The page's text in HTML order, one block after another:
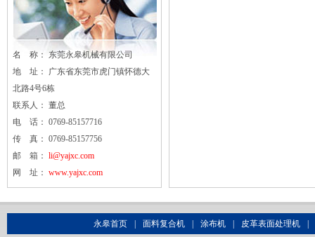
名 称： 东莞永皋机械有限公司
地 址： 广东省东莞市虎门镇怀德大
北路4号6栋
联系人： 董总
电 话： 0769-85157716
传 真： 0769-85157756
邮 箱： li@yajxc.com
网 址： www.yajxc.com
永皋首页 面料复合机 涂布机 皮革表面处理机